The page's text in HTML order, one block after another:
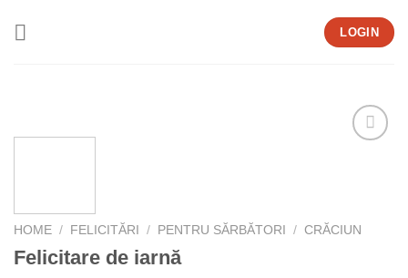
LOGIN
HOME / FELICITĂRI / PENTRU SĂRBĂTORI / CRĂCIUN
Felicitare de iarnă